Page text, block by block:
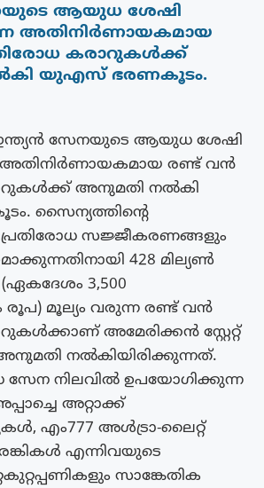
ആയുധ ശേഷി
അതിനിർണായകമായ
കരാറുകൾക്ക്
യുഎസ് ഭരണകൂടം.
സേനയുടെ ആയുധ ശേഷി
അതിനിർണായകമായ രണ്ട് വന്‍
അനുമതി നൽകി
സൈന്യത്തിൻ്റെ
സജ്ജീകരണങ്ങളും
428 മില്യൺ
3,500
രൂപ) മൂല്യം വരുന്ന രണ്ട് വൻ
അമേരിക്കൻ സ്റ്റേറ്റ്
അനുമതി നൽകിയിരിക്കുന്നത്.
നിലവിൽ ഉപയോഗിക്കുന്ന
അറ്റാക്ക്
എം777 അൾട്രാ-ലൈറ്റ്
എന്നിവയുടെ
സാങ്കേതിക